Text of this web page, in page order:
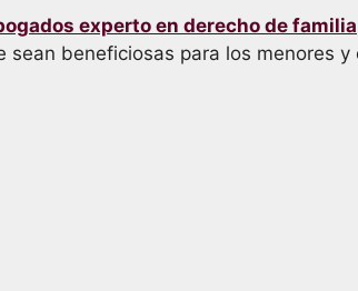
experto en derecho de familia
beneficiosas para los menores